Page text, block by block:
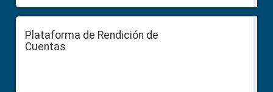
Plataforma de Rendición de
Cuentas